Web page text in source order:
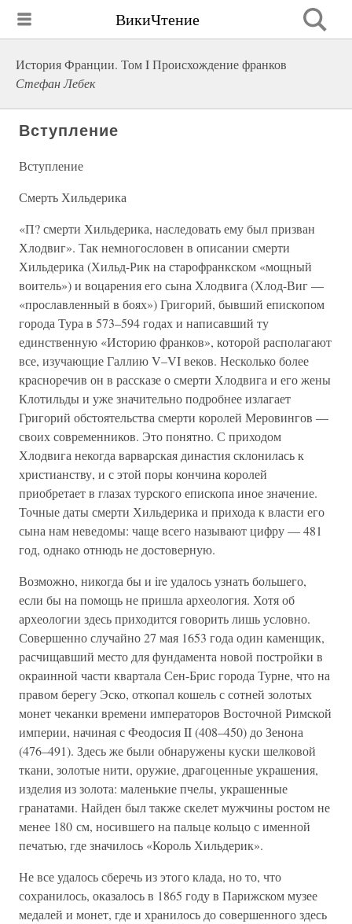
ВикиЧтение
История Франции. Том I Происхождение франков
Стефан Лебек
Вступление
Вступление
Смерть Хильдерика
«П? смерти Хильдерика, наследовать ему был призван
Хлодвиг». Так немногословен в описании смерти
Хильдерика (Хильд-Рик на старофранкском «мощный
воитель») и воцарения его сына Хлодвига (Хлод-Виг —
«прославленный в боях») Григорий, бывший епископом
города Тура в 573–594 годах и написавший ту
единственную «Историю франков», которой располагают
все, изучающие Галлию V–VI веков. Несколько более
красноречив он в рассказе о смерти Хлодвига и его жены
Клотильды и уже значительно подробнее излагает
Григорий обстоятельства смерти королей Меровингов —
своих современников. Это понятно. С приходом
Хлодвига некогда варварская династия склонилась к
христианству, и с этой поры кончина королей
приобретает в глазах турского епископа иное значение.
Точные даты смерти Хильдерика и прихода к власти его
сына нам неведомы: чаще всего называют цифру — 481
год, однако отнюдь не достоверную.
Возможно, никогда бы и ire удалось узнать большего,
если бы на помощь не пришла археология. Хотя об
археологии здесь приходится говорить лишь условно.
Совершенно случайно 27 мая 1653 года один каменщик,
расчищавший место для фундамента новой постройки в
окраинной части квартала Сен-Брис города Турне, что на
правом берегу Эско, откопал кошель с сотней золотых
монет чеканки времени императоров Восточной Римской
империи, начиная с Феодосия II (408–450) до Зенона
(476–491). Здесь же были обнаружены куски шелковой
ткани, золотые нити, оружие, драгоценные украшения,
изделия из золота: маленькие пчелы, украшенные
гранатами. Найден был также скелет мужчины ростом не
менее 180 см, носившего на пальце кольцо с именной
печатью, где значилось «Король Хильдерик».
Не все удалось сберечь из этого клада, но то, что
сохранилось, оказалось в 1865 году в Парижском музее
медалей и монет, где и хранилось до совершенного здесь